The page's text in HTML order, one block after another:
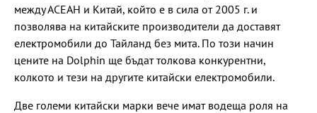
между АСЕАН и Китай, който е в сила от 2005 г. и
позволява на китайските производители да доставят
електромобили до Тайланд без мита. По този начин
цените на Dolphin ще бъдат толкова конкурентни,
колкото и тези на другите китайски електромобили.
Две големи китайски марки вече имат водеща роля на